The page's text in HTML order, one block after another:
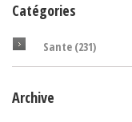
Catégories
Sante (231)
Archive